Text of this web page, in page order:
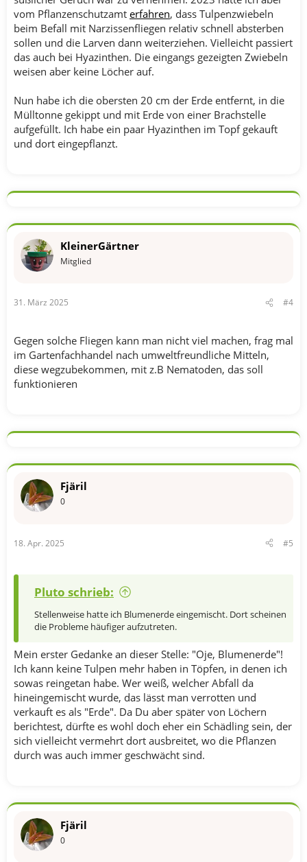
vom Pflanzenschutzamt erfahren, dass Tulpenzwiebeln
beim Befall mit Narzissenfliegen relativ schnell absterben
sollen und die Larven dann weiterziehen. Vielleicht passiert
das auch bei Hyazinthen. Die eingangs gezeigten Zwiebeln
weisen aber keine Löcher auf.
Nun habe ich die obersten 20 cm der Erde entfernt, in die
Mülltonne gekippt und mit Erde von einer Brachstelle
aufgefüllt. Ich habe ein paar Hyazinthen im Topf gekauft
und dort eingepflanzt.
KleinerGärtner
Mitglied
31. März 2025 #4
Gegen solche Fliegen kann man nicht viel machen, frag mal
im Gartenfachhandel nach umweltfreundliche Mitteln,
diese wegzubekommen, mit z.B Nematoden, das soll
funktionieren
Fjäril
0
18. Apr. 2025 #5
Pluto schrieb:
Stellenweise hatte ich Blumenerde eingemischt. Dort scheinen
die Probleme häufiger aufzutreten.
Mein erster Gedanke an dieser Stelle: "Oje, Blumenerde"!
Ich kann keine Tulpen mehr haben in Töpfen, in denen ich
sowas reingetan habe. Wer weiß, welcher Abfall da
hineingemischt wurde, das lässt man verrotten und
verkauft es als "Erde". Da Du aber später von Löchern
berichtest, dürfte es wohl doch eher ein Schädling sein, der
sich vielleicht vermehrt dort ausbreitet, wo die Pflanzen
durch was auch immer geschwächt sind.
Fjäril
0